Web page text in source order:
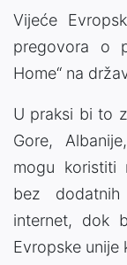
Vijeće
pregovora o
Home“ na
U praksi bi to
Gore,
mogu koristiti
bez
internet, dok
Evropske unije